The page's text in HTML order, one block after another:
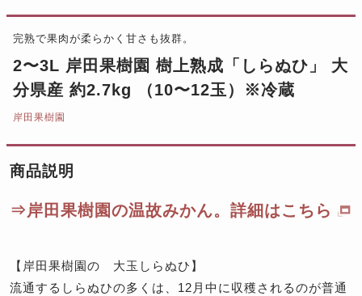
完熟で果肉が柔らかく甘さも抜群。
2〜3L 岸田果樹園 樹上熟成「しらぬひ」 大
分県産 約2.7kg （10〜12玉）※冷蔵
岸田果樹園
商品説明
⇒岸田果樹園の温故みかん。詳細はこちら
【岸田果樹園の 大玉しらぬひ】
流通するしらぬひの多くは、12月中に収穫されるのが普通